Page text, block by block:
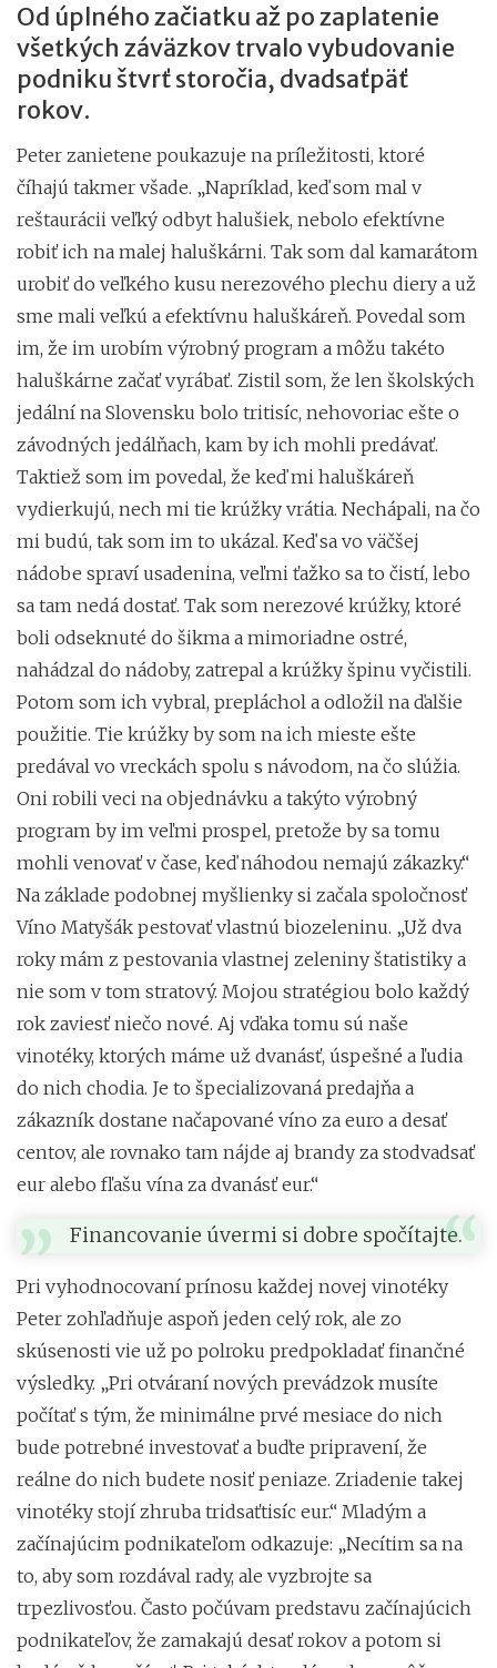
Od úplného začiatku až po zaplatenie
všetkých záväzkov trvalo vybudovanie
podniku štvrť storočia, dvadsaťpäť
rokov.
Peter zanietene poukazuje na príležitosti, ktoré
číhajú takmer všade. „Napríklad, keď som mal v
reštaurácii veľký odbyt halušiek, nebolo efektívne
robiť ich na malej haluškárni. Tak som dal kamarátom
urobiť do veľkého kusu nerezového plechu diery a už
sme mali veľkú a efektívnu haluškáreň. Povedal som
im, že im urobím výrobný program a môžu takéto
haluškárne začať vyrábať. Zistil som, že len školských
jedální na Slovensku bolo tritisíc, nehovoriac ešte o
závodných jedálňach, kam by ich mohli predávať.
Taktiež som im povedal, že keď mi haluškáreň
vydierkujú, nech mi tie krúžky vrátia. Nechápali, na čo
mi budú, tak som im to ukázal. Keď sa vo väčšej
nádobe spraví usadenina, veľmi ťažko sa to čistí, lebo
sa tam nedá dostať. Tak som nerezové krúžky, ktoré
boli odseknuté do šikma a mimoriadne ostré,
nahádzal do nádoby, zatrepal a krúžky špinu vyčistili.
Potom som ich vybral, prepláchol a odložil na ďalšie
použitie. Tie krúžky by som na ich mieste ešte
predával vo vreckách spolu s návodom, na čo slúžia.
Oni robili veci na objednávku a takýto výrobný
program by im veľmi prospel, pretože by sa tomu
mohli venovať v čase, keď náhodou nemajú zákazky.“
Na základe podobnej myšlienky si začala spoločnosť
Víno Matyšák pestovať vlastnú biozeleninu. „Už dva
roky mám z pestovania vlastnej zeleniny štatistiky a
nie som v tom stratový. Mojou stratégiou bolo každý
rok zaviesť niečo nové. Aj vďaka tomu sú naše
vinotéky, ktorých máme už dvanásť, úspešné a ľudia
do nich chodia. Je to špecializovaná predajňa a
zákazník dostane načapované víno za euro a desať
centov, ale rovnako tam nájde aj brandy za stodvadsať
eur alebo fľašu vína za dvanásť eur.“
Financovanie úvermi si dobre spočítajte.
Pri vyhodnocovaní prínosu každej novej vinotéky
Peter zohľadňuje aspoň jeden celý rok, ale zo
skúsenosti vie už po polroku predpokladať finančné
výsledky. „Pri otváraní nových prevádzok musíte
počítať s tým, že minimálne prvé mesiace do nich
bude potrebné investovať a buďte pripravení, že
reálne do nich budete nosiť peniaze. Zriadenie takej
vinotéky stojí zhruba tridsaťtisíc eur.“ Mladým a
začínajúcim podnikateľom odkazuje: „Necítim sa na
to, aby som rozdával rady, ale vyzbrojte sa
trpezlivosťou. Často počúvam predstavu začínajúcich
podnikateľov, že zamakajú desať rokov a potom si